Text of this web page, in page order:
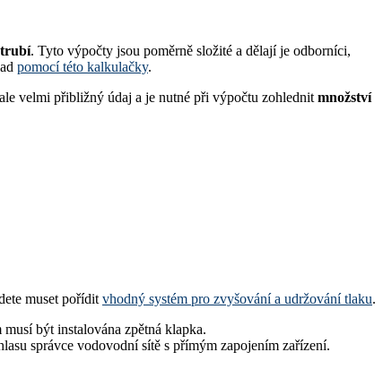
. Tyto výpočty jsou poměrně složité a dělají je odborníci,
pomocí této kalkulačky.
velmi přibližný údaj a je nutné při výpočtu zohlednit množství
muset pořídit vhodný systém pro zvyšování a udržování tlaku.
být instalována zpětná klapka.
správce vodovodní sítě s přímým zapojením zařízení.